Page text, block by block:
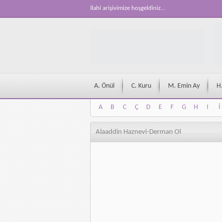
İlahi arişivimize hoşgeldiniz...
A. Önül C. Kuru M. Emin Ay
A B C Ç D E F G H I İ
A
B C Ç D E F G H I İ
Alaaddin Haznevi-Derman Ol